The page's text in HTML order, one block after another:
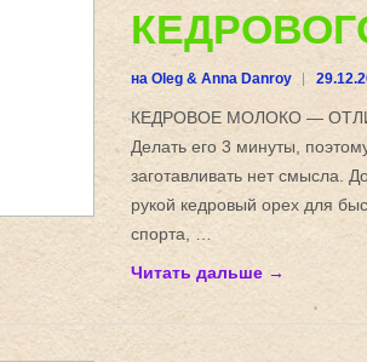
на Oleg & Anna Danroy
КЕДРОВОЕ МОЛОКО —
Делать его 3 минуты,
заготавливать нет смысла.
рукой кедровый орех для
спорта, …
Читать дальше →